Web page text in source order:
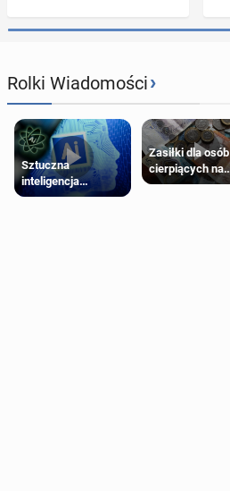
Rolki Wiadomości›
Sztuczna
inteligencja
próbowała oszukać
Zasiłki dla osób
cierpiących na
schorzenia